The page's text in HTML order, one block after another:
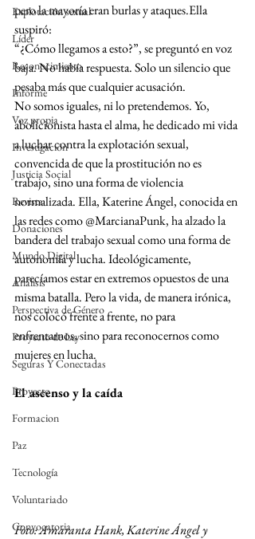
Explotación sexual
Líder
Reconocimiento
Informe
Voz propia
Investigación
Justicia Social
Revista
Donaciones
Mundo Digital
Análisis
Perspectiva de Género
Proyecto de Ley
Seguras Y Conectadas
Proyecto
Formacion
Paz
Tecnología
Voluntariado
Convocatoria
pero la mayoría eran burlas y ataques.Ella
suspiró:
“¿Cómo llegamos a esto?”, se preguntó en voz
baja. No había respuesta. Solo un silencio que
pesaba más que cualquier acusación.
No somos iguales, ni lo pretendemos. Yo,
abolicionista hasta el alma, he dedicado mi vida
a luchar contra la explotación sexual,
convencida de que la prostitución no es
trabajo, sino una forma de violencia
normalizada. Ella, Katerine Ángel, conocida en
las redes como @MarcianaPunk, ha alzado la
bandera del trabajo sexual como una forma de
autonomía y lucha. Ideológicamente,
parecíamos estar en extremos opuestos de una
misma batalla. Pero la vida, de manera irónica,
nos colocó frente a frente, no para
enfrentarnos, sino para reconocernos como
mujeres en lucha.
El ascenso y la caída
Foto: Amaranta Hank, Katerine Ángel y